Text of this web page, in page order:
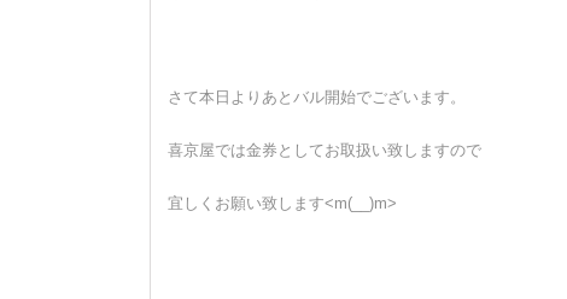
さて本日よりあとバル開始でございます。
喜京屋では金券としてお取扱い致しますので
宜しくお願い致します<m(__)m>